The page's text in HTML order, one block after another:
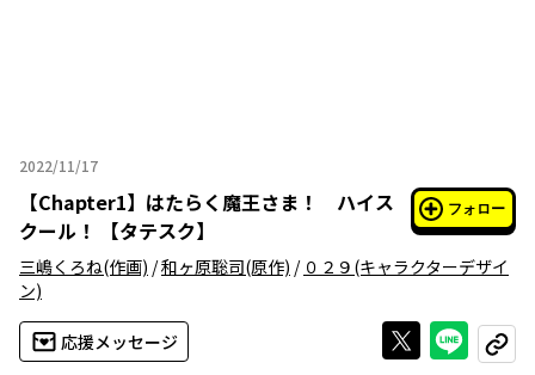
2022/11/17
2022年11月17日
【Chapter1】 はたらく魔王さま！ ハイス
クール！ 【タテスク】
フォロー
三嶋くろね(作画) /和ヶ原聡司(原作) / ０２９ (キャラクターデザイ
ン)
応援メッセージ Xで投稿する
ライン
コピー